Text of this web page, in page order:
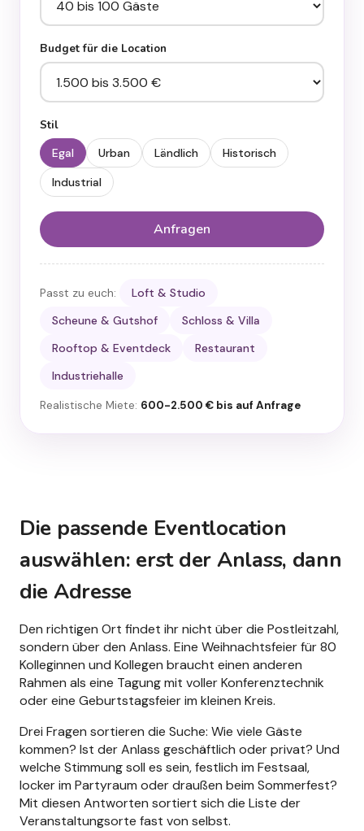
Budget für die Location
Stil
Egal Urban Ländlich
Historisch
Industrial
Anfragen
Passt zu euch:
Loft & Studio
Scheune & Gutshof
Schloss & Villa
Rooftop & Eventdeck
Restaurant
Industriehalle
Realistische Miete: 600-2.500 € bis auf Anfrage
Die passende Eventlocation
auswählen: erst der Anlass, dann
die Adresse
Den richtigen Ort findet ihr nicht über die Postleitzahl,
sondern über den Anlass. Eine Weihnachtsfeier für 80
Kolleginnen und Kollegen braucht einen anderen
Rahmen als eine Tagung mit voller Konferenztechnik
oder eine Geburtstagsfeier im kleinen Kreis.
Drei Fragen sortieren die Suche: Wie viele Gäste
kommen? Ist der Anlass geschäftlich oder privat? Und
welche Stimmung soll es sein, festlich im Festsaal,
locker im Partyraum oder draußen beim Sommerfest?
Mit diesen Antworten sortiert sich die Liste der
Veranstaltungsorte fast von selbst.